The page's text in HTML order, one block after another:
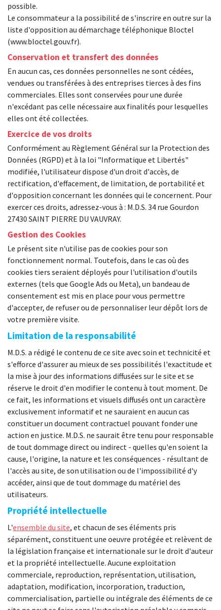
possible.
Le consommateur a la possibilité de s'inscrire en outre sur la
liste d'opposition au démarchage téléphonique Bloctel
(www.bloctel.gouv.fr).
Conservation et transfert des données
En aucun cas, ces données personnelles ne sont cédées,
vendues ou transférées à des entreprises tierces à des fins
commerciales. Elles sont conservées pour une durée
n'excédant pas celle nécessaire aux finalités pour lesquelles
elles ont été collectées.
Exercice de vos droits
Conformément au Règlement Général sur la Protection des
Données (RGPD) et à la loi "Informatique et Libertés"
modifiée, l'utilisateur dispose d'un droit d'accès, de
rectification, d'effacement, de limitation, de portabilité et
d'opposition concernant les données qui le concernent. Pour
exercer ces droits, adressez-vous à : M.D.S. 34 rue Gourdon
27430 SAINT PIERRE DU VAUVRAY.
Gestion des Cookies
Le présent site n'utilise pas de cookies pour son
fonctionnement normal. Toutefois, dans le cas où des
cookies tiers seraient déployés pour l'utilisation d'outils
externes (tels que Google Ads ou Meta), un bandeau de
consentement est mis en place pour vous permettre
d'accepter, de refuser ou de personnaliser leur dépôt lors de
votre première visite.
Limitation de la responsabilité
M.D.S. a rédigé le contenu de ce site avec soin et technicité et
s'efforce d'assurer au mieux de ses possibilités l'exactitude et
la mise à jour des informations diffusées sur le site et se
réserve le droit d'en modifier le contenu à tout moment. De
ce fait, les informations et visuels diffusés ont un caractère
exclusivement informatif et ne sauraient en aucun cas
constituer un document contractuel pouvant fonder une
action en justice. M.D.S. ne saurait être tenu pour responsable
de tout dommage direct ou indirect - quelles qu'en soient la
cause, l'origine, la nature et les conséquences - résultant de
l'accès au site, de son utilisation ou de l'impossibilité d'y
accéder, ainsi que de tout dommage du matériel des
utilisateurs.
Propriété intellectuelle
L'ensemble du site, et chacun de ses éléments pris
séparément, constituent une oeuvre protégée et relèvent de
la législation française et internationale sur le droit d'auteur
et la propriété intellectuelle. Aucune exploitation
commerciale, reproduction, représentation, utilisation,
adaptation, modification, incorporation, traduction,
commercialisation, partielle ou intégrale des éléments de ce